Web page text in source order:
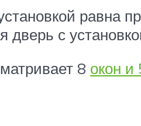
дверь с
8 окон и